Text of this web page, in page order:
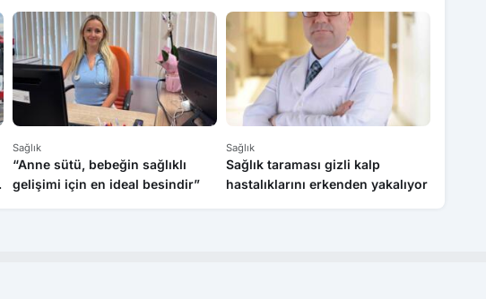
Sağlık
“Anne sütü, bebeğin sağlıklı
gelişimi için en ideal besindir”
Sağlık
Sağlık taraması gizli kalp
hastalıklarını erkenden yakalıyor